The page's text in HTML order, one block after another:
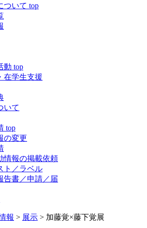
ついて top
動 top
在学生支援
いて
top
の変更
情報の掲載依頼
ト／ラベル
告書／申請／届
報 > 展示 > 加藤覚×藤下覚展